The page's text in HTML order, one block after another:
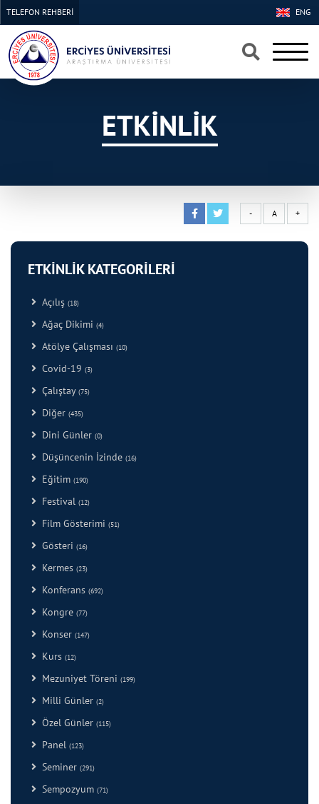
×
×
ENG
TELEFON REHBERİ
ETKİNLİK
- A +
ETKİNLİK KATEGORİLERİ
Açılış (18)
Ağaç Dikimi (4)
Atölye Çalışması (10)
Covid-19 (3)
Çalıştay (75)
Diğer (435)
Dini Günler (0)
Düşüncenin İzinde (16)
Eğitim (190)
Festival (12)
Film Gösterimi (51)
Gösteri (16)
Kermes (23)
Konferans (692)
Kongre (77)
Konser (147)
Kurs (12)
Mezuniyet Töreni (199)
Milli Günler (2)
Özel Günler (115)
Panel (123)
Seminer (291)
Sempozyum (71)